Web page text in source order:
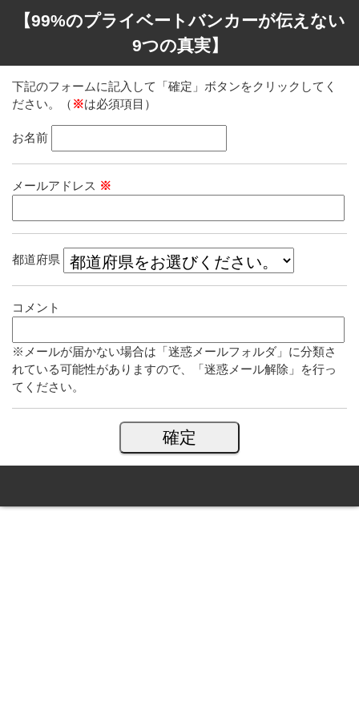
【99%のプライベートバンカーが伝えない
9つの真実】
下記のフォームに記入して「確定」ボタンをクリックしてく
ださい。（ ※は必須項目）
お名前
メールアドレス ※
都道府県
コメント
※メールが届かない場合は「迷惑メールフォルダ」に分類さ
れている可能性がありますので、「迷惑メール解除」を行っ
てください。